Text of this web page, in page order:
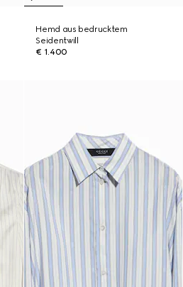
Hemd aus bedrucktem
Seidentwill
€ 1.400